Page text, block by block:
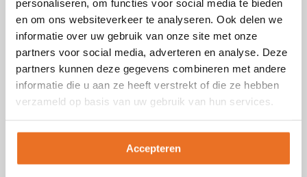
personaliseren, om functies voor social media te bieden
en om ons websiteverkeer te analyseren. Ook delen we
informatie over uw gebruik van onze site met onze
partners voor social media, adverteren en analyse. Deze
partners kunnen deze gegevens combineren met andere
informatie die u aan ze heeft verstrekt of die ze hebben
verzameld op basis van uw gebruik van hun services.
Accepteren
Leefstijlcoach
Opleiding
Leer coachen op de thema’s stressmanagement,
slaap, voeding en bewegen.
Meer informatie Schrijf je in
Opleiding